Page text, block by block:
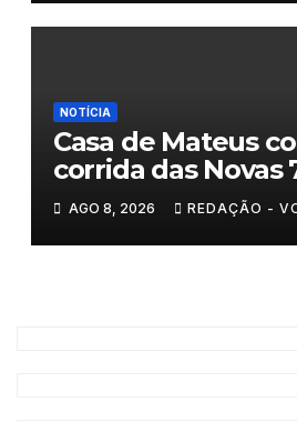
NOTÍCIA
Casa de Mateus
corrida das Novas
Maravilhas de
AGO 8, 2026 REDAÇÃO -